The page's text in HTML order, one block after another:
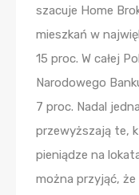
szacuje Home
mieszkań w
15 proc. W całej
Narodowego
7 proc. Nadal
przewyższają te,
pieniądze na
można przyjąć,